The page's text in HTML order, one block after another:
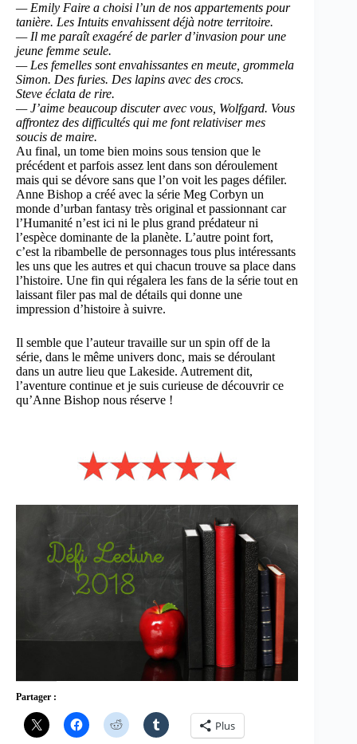
— Emily Faire a choisi l’un de nos appartements pour
tanière. Les Intuits envahissent déjà notre territoire.
— Il me paraît exagéré de parler d’invasion pour une
jeune femme seule.
— Les femelles sont envahissantes en meute, grommela
Simon. Des furies. Des lapins avec des crocs.
Steve éclata de rire.
— J’aime beaucoup discuter avec vous, Wolfgard. Vous
affrontez des difficultés qui me font relativiser mes
soucis de maire.
Au final, un tome bien moins sous tension que le
précédent et parfois assez lent dans son déroulement
mais qui se dévore sans que l’on voit les pages défiler.
Anne Bishop a créé avec la série Meg Corbyn un
monde d’urban fantasy très original et passionnant car
l’Humanité n’est ici ni le plus grand prédateur ni
l’espèce dominante de la planète. L’autre point fort,
c’est la ribambelle de personnages tous plus intéressants
les uns que les autres et qui chacun trouve sa place dans
l’histoire. Une fin qui régalera les fans de la série tout en
laissant filer pas mal de détails qui donne une
impression d’histoire à suivre.
Il semble que l’auteur travaille sur un spin off de la
série, dans le même univers donc, mais se déroulant
dans un autre lieu que Lakeside. Autrement dit,
l’aventure continue et je suis curieuse de découvrir ce
qu’Anne Bishop nous réserve !
Partager :
Plus